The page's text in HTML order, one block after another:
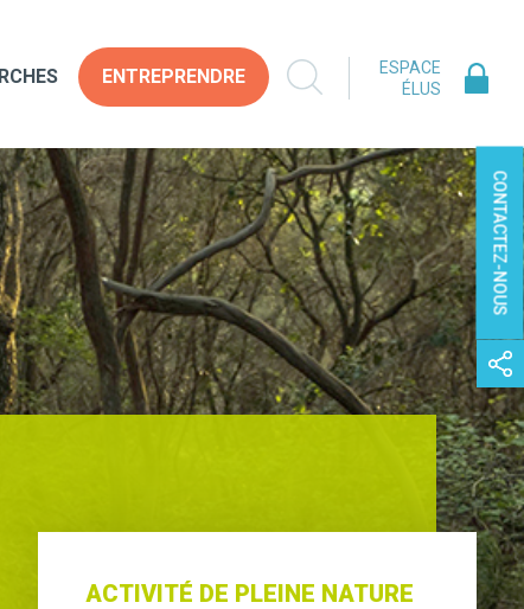
ENTREPRENDRE
ESPACE
ÉLUS
CONTACTEZ-NOUS
ACTIVITÉ DE PLEINE NATURE